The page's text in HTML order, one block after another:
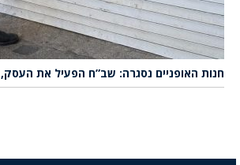
חנות האופניים נסגרה: שב”ח הפעיל את